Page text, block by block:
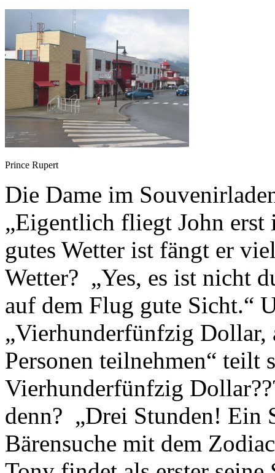
Prince Rupert
Die Dame im
„Eigentlich fliegt John
gutes Wetter ist fängt er
Wetter? „Yes, es ist nicht
auf dem Flug gute Sicht.“
„Vierhunderfünfzig Dollar,
Personen teilnehmen“
Vierhunderfünfzig
denn? „Drei Stunden! Ein
Bärensuche mit dem